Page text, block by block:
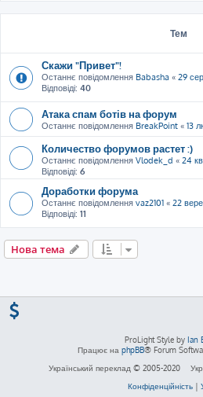
Тем
Скажи "Привет"!
Останнє повідомлення Babasha « 29
Відповіді: 40
Атака спам ботів на форум
Останнє повідомлення BreakPoint « 13
Количество форумов растет :)
Останнє повідомлення Vlodek_d « 24
Відповіді: 6
Доработки форума
Останнє повідомлення vaz2101 « 22
Відповіді: 11
Нова тема
ProLight Style by Ian
Працює на phpBB® Forum
Український переклад © 2005-2020
Конфіденційність|